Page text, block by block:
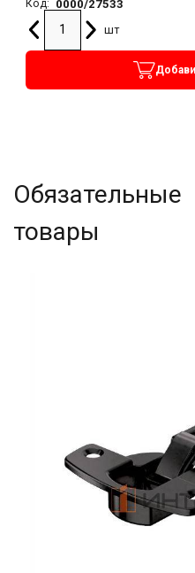
Код:
0000/27533
шт
Обязательные
товары